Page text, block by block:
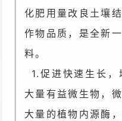
化肥用量改良土壤
作物品质，是全新
料。
1.促进快速生长，
大量有益微生物，
大量的植物内源酶